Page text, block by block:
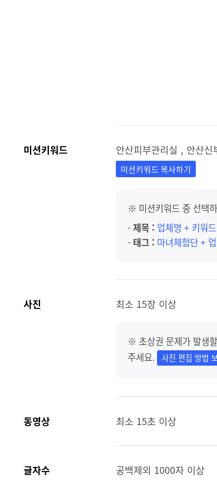
미션키워드 안산피부관리실 , 안산신
미션키워드 복사하기
※ 미션키워드 중 선택
-제목 : 업체명 + 키워
- 태그 : 마녀체험단 +
사진 최소 15장 이상
※ 초상권 문제가 발생
주세요.
사진 편집 방법
동영상 최소 15초 이상
글자수 공백제외 1000자 이상